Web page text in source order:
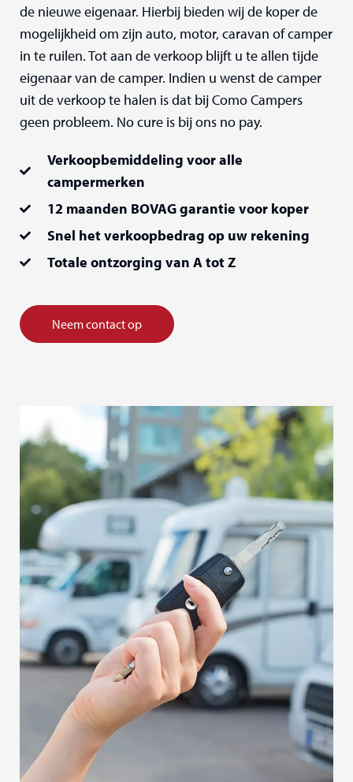
de nieuwe eigenaar. Hierbij bieden wij de koper de
mogelijkheid om zijn auto, motor, caravan of camper
in te ruilen. Tot aan de verkoop blijft u te allen tijde
eigenaar van de camper. Indien u wenst de camper
uit de verkoop te halen is dat bij Como Campers
geen probleem. No cure is bij ons no pay.
Verkoopbemiddeling voor alle
campermerken
12 maanden BOVAG garantie voor koper
Snel het verkoopbedrag op uw rekening
Totale ontzorging van A tot Z
Neem contact op